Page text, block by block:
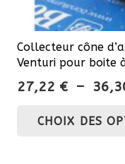
Collecteur cône
Venturi pour boite
27,22 € –
CHOIX DES